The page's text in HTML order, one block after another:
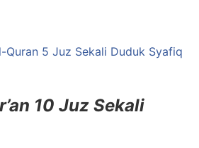
Quran 5 Juz Sekali Duduk Syafiq
10 Juz Sekali